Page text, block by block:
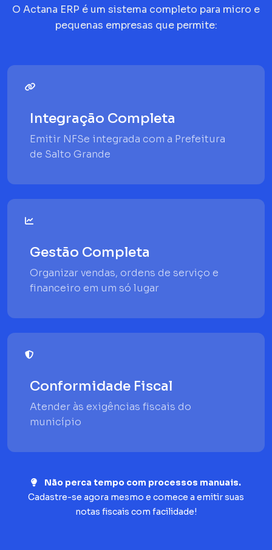
O Actana ERP é um sistema completo para micro e
pequenas empresas que permite:
Integração Completa
Emitir NFSe integrada com a Prefeitura
de Salto Grande
Gestão Completa
Organizar vendas, ordens de serviço e
financeiro em um só lugar
Conformidade Fiscal
Atender às exigências fiscais do
município
Não perca tempo com processos manuais.
Cadastre-se agora mesmo e comece a emitir suas
notas fiscais com facilidade!